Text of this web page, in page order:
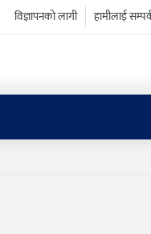
हामीलाई
विज्ञापनको लागी